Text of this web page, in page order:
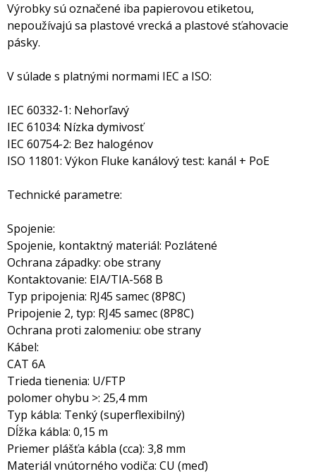
Výrobky sú označené iba papierovou etiketou,
nepoužívajú sa plastové vrecká a plastové sťahovacie
pásky.
V súlade s platnými normami IEC a ISO:
IEC 60332-1: Nehorľavý
IEC 61034: Nízka dymivosť
IEC 60754-2: Bez halogénov
ISO 11801: Výkon Fluke kanálový test: kanál + PoE
Technické parametre:
Spojenie:
Spojenie, kontaktný materiál: Pozlátené
Ochrana západky: obe strany
Kontaktovanie: EIA/TIA-568 B
Typ pripojenia: RJ45 samec (8P8C)
Pripojenie 2, typ: RJ45 samec (8P8C)
Ochrana proti zalomeniu: obe strany
Kábel:
CAT 6A
Trieda tienenia: U/FTP
polomer ohybu >: 25,4 mm
Typ kábla: Tenký (superflexibilný)
Dĺžka kábla: 0,15 m
Priemer plášťa kábla (cca): 3,8 mm
Materiál vnútorného vodiča: CU (meď)